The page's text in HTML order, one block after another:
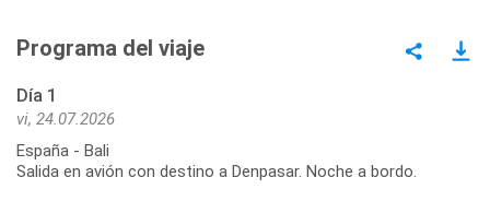
Programa del viaje
Día 1
vi, 24.07.2026
España - Bali
Salida en avión con destino a Denpasar. Noche a bordo.